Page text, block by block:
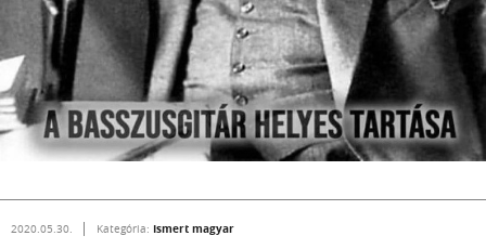
2020.05.30. Kategória: Ismert magyar